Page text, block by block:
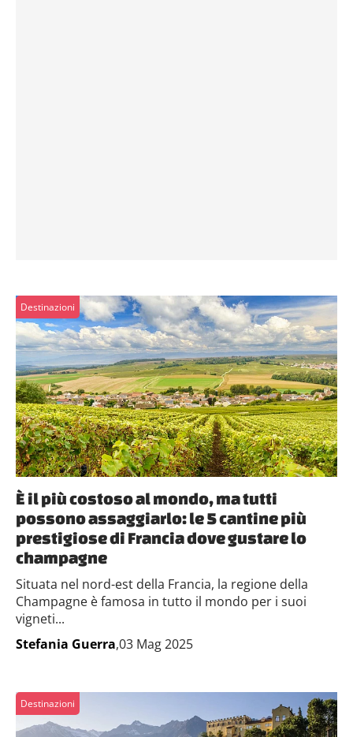
Destinazioni
È il più costoso al mondo, ma tutti
possono assaggiarlo: le 5 cantine più
prestigiose di Francia dove gustare lo
champagne
Situata nel nord-est della Francia, la regione della
Champagne è famosa in tutto il mondo per i suoi
vigneti...
Stefania Guerra,03 Mag 2025
Destinazioni